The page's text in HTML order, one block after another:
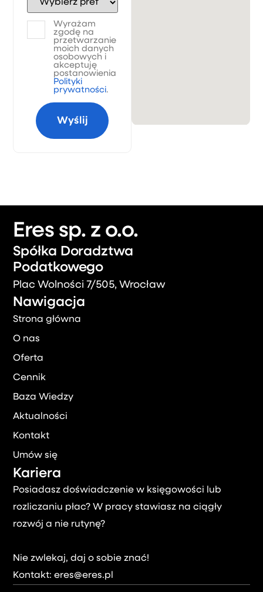
Wyrażam
zgodę na
przetwarzanie
moich danych
osobowych i
akceptuję
postanowienia
Polityki
prywatności.
Eres sp. z o.o.
Spółka Doradztwa
Podatkowego
Plac Wolności 7/505, Wrocław
Nawigacja
Strona główna
O nas
Oferta
Cennik
Baza Wiedzy
Aktualności
Kontakt
Umów się
Kariera
Posiadasz doświadczenie w księgowości lub
rozliczaniu płac? W pracy stawiasz na ciągły
rozwój a nie rutynę?
Nie zwlekaj, daj o sobie znać!
Kontakt:eres@eres.pl